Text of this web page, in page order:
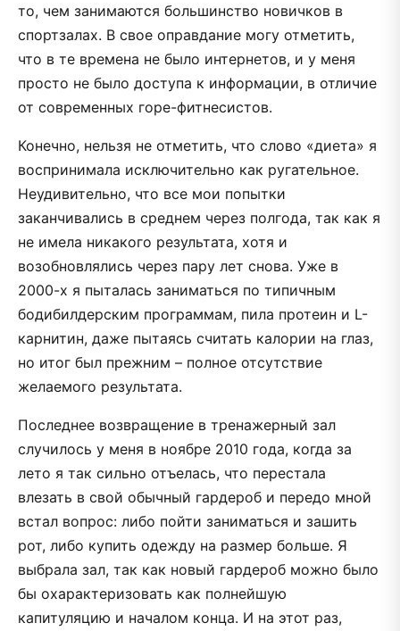
то, чем занимаются большинство новичков в
спортзалах. В свое оправдание могу отметить,
что в те времена не было интернетов, и у меня
просто не было доступа к информации, в отличие
от современных горе-фитнесистов.
Конечно, нельзя не отметить, что слово «диета» я
воспринимала исключительно как ругательное.
Неудивительно, что все мои попытки
заканчивались в среднем через полгода, так как я
не имела никакого результата, хотя и
возобновлялись через пару лет снова. Уже в
2000-х я пыталась заниматься по типичным
бодибилдерским программам, пила протеин и L-
карнитин, даже пытаясь считать калории на глаз,
но итог был прежним – полное отсутствие
желаемого результата.
Последнее возвращение в тренажерный зал
случилось у меня в ноябре 2010 года, когда за
лето я так сильно отъелась, что перестала
влезать в свой обычный гардероб и передо мной
встал вопрос: либо пойти заниматься и зашить
рот, либо купить одежду на размер больше. Я
выбрала зал, так как новый гардероб можно было
бы охарактеризовать как полнейшую
капитуляцию и началом конца. И на этот раз,